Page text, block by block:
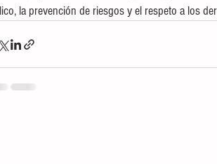
la prevención de riesgos y el respeto a los